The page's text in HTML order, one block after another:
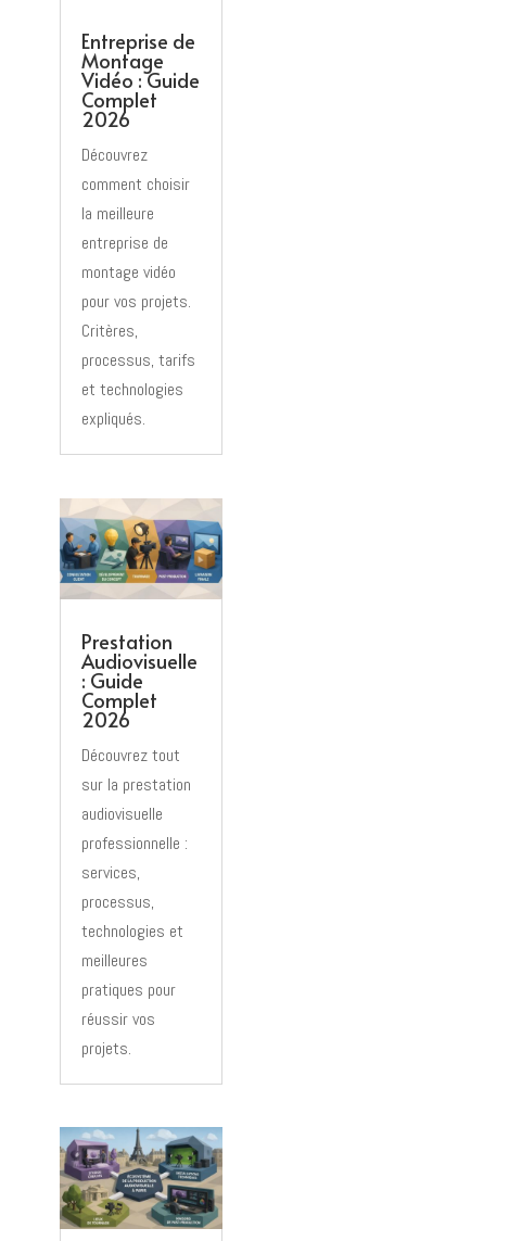
Entreprise de
Montage
Vidéo : Guide
Complet
2026
Découvrez
comment choisir
la meilleure
entreprise de
montage vidéo
pour vos projets.
Critères,
processus, tarifs
et technologies
expliqués.
Prestation
Audiovisuelle
: Guide
Complet
2026
Découvrez tout
sur la prestation
audiovisuelle
professionnelle :
services,
processus,
technologies et
meilleures
pratiques pour
réussir vos
projets.